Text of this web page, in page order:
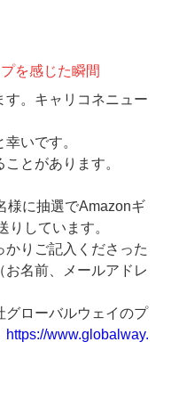
を感じた瞬間
す。キャリコネニュー
いです。
とがあります。
様に抽選でAmazonギ
りしています。
りご記入くださった
名前、メールアドレ
ローバルウェイのプ
https://www.globalway.